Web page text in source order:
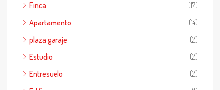
Finca
(17)
Apartamento
(14)
plaza garaje
(2)
Estudio
(2)
Entresuelo
(2)